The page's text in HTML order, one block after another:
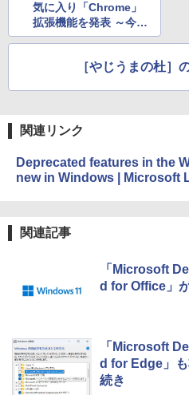
￥39,980
New
レージ、ノ
気に入り「Chrome」
拡張機能を発表 ～今年
はやっぱりAIに注目？
［やじうまの杜］
関連リンク
Deprecated features in the
new in Windows | Microsoft
関連記事
「Microsoft
d for Office」
「Microsoft
d for Edge」
続き